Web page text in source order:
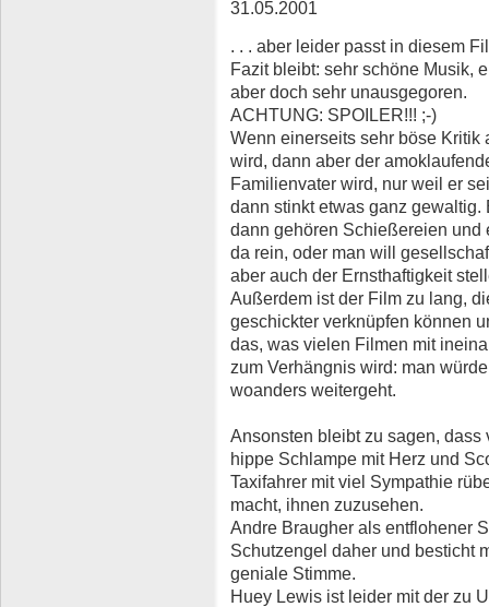
31.05.2001
. . . aber leider passt in diesem
Fazit bleibt: sehr schöne Musik,
aber doch sehr unausgegoren.
ACHTUNG: SPOILER!!! ;-)
Wenn einerseits sehr böse Kritik
wird, dann aber der
Familienvater wird, nur weil er
dann stinkt etwas ganz
dann gehören Schießereien und
da rein, oder man will
aber auch der Ernsthaftigkeit
Außerdem ist der Film zu lang,
geschickter verknüpfen können
das, was vielen Filmen mit
zum Verhängnis wird: man
woanders weitergeht.
Ansonsten bleibt zu sagen,
hippe Schlampe mit Herz und
Taxifahrer mit viel Sympathie
macht, ihnen zuzusehen.
Andre Braugher als entflohener
Schutzengel daher und besticht
geniale Stimme.
Huey Lewis ist leider mit der zu